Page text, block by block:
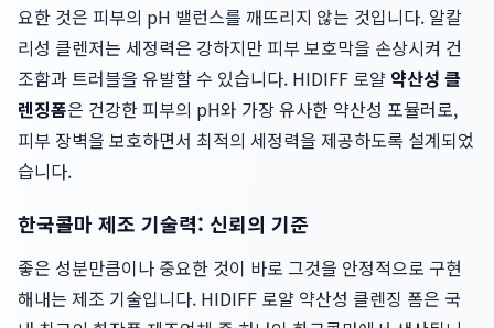
요한 것은 피부의 pH 밸런스를 깨뜨리지 않는 것입니다. 알칼
리성 클렌저는 세정력은 강하지만 피부 보호막을 손상시켜 건
조함과 트러블을 유발할 수 있습니다. HIDIFF 로얄 약산성 클
렌징폼은 건강한 피부의 pH와 가장 유사한 약산성 포뮬러로,
피부 장벽을 보호하면서 최적의 세정력을 제공하도록 설계되었
습니다.
한국콜마 제조 기술력: 신뢰의 기준
좋은 성분만큼이나 중요한 것이 바로 그것을 안정적으로 구현
해내는 제조 기술입니다. HIDIFF 로얄 약산성 클렌징 폼은 국